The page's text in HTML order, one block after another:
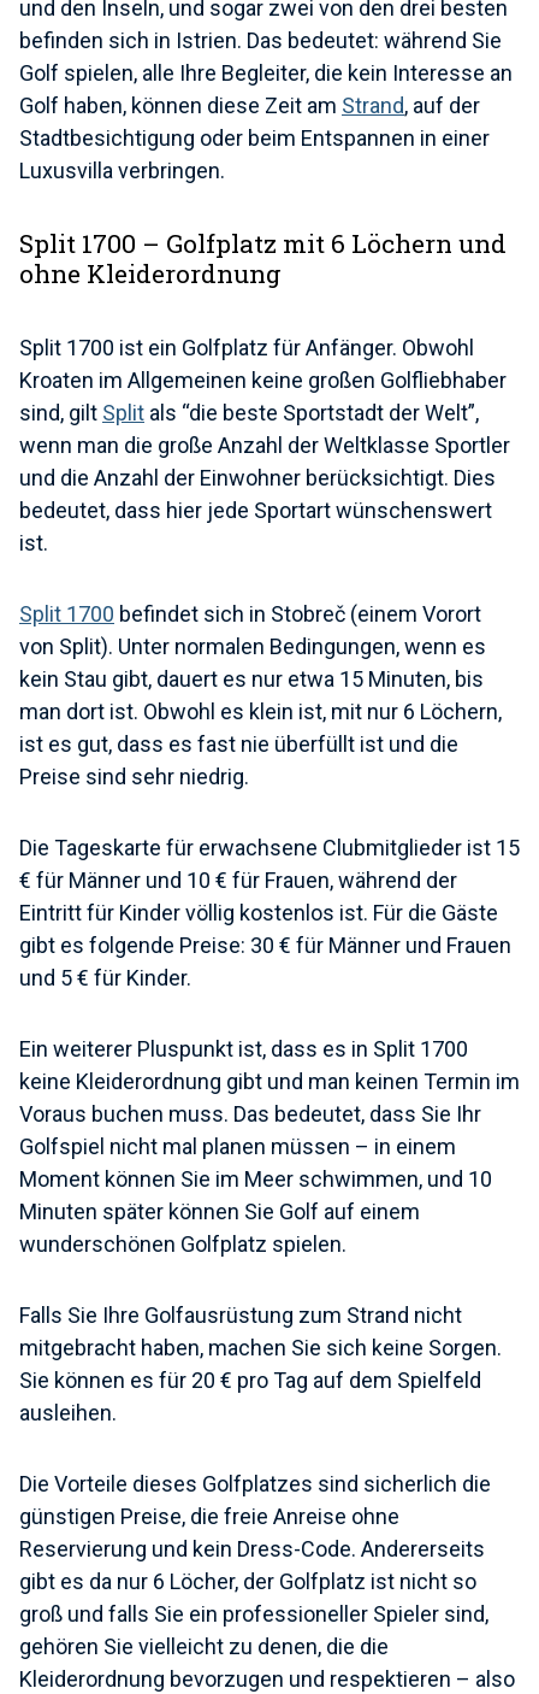
und den Inseln, und sogar zwei von den drei besten
befinden sich in Istrien. Das bedeutet: während Sie
Golf spielen, alle Ihre Begleiter, die kein Interesse an
Golf haben, können diese Zeit am Strand, auf der
Stadtbesichtigung oder beim Entspannen in einer
Luxusvilla verbringen.
Split 1700 – Golfplatz mit 6 Löchern und
ohne Kleiderordnung
Split 1700 ist ein Golfplatz für Anfänger. Obwohl
Kroaten im Allgemeinen keine großen Golfliebhaber
sind, gilt Split als “die beste Sportstadt der Welt”,
wenn man die große Anzahl der Weltklasse Sportler
und die Anzahl der Einwohner berücksichtigt. Dies
bedeutet, dass hier jede Sportart wünschenswert
ist.
Split 1700 befindet sich in Stobreč (einem Vorort
von Split). Unter normalen Bedingungen, wenn es
kein Stau gibt, dauert es nur etwa 15 Minuten, bis
man dort ist. Obwohl es klein ist, mit nur 6 Löchern,
ist es gut, dass es fast nie überfüllt ist und die
Preise sind sehr niedrig.
Die Tageskarte für erwachsene Clubmitglieder ist 15
€ für Männer und 10 € für Frauen, während der
Eintritt für Kinder völlig kostenlos ist. Für die Gäste
gibt es folgende Preise: 30 € für Männer und Frauen
und 5 € für Kinder.
Ein weiterer Pluspunkt ist, dass es in Split 1700
keine Kleiderordnung gibt und man keinen Termin im
Voraus buchen muss. Das bedeutet, dass Sie Ihr
Golfspiel nicht mal planen müssen – in einem
Moment können Sie im Meer schwimmen, und 10
Minuten später können Sie Golf auf einem
wunderschönen Golfplatz spielen.
Falls Sie Ihre Golfausrüstung zum Strand nicht
mitgebracht haben, machen Sie sich keine Sorgen.
Sie können es für 20 € pro Tag auf dem Spielfeld
ausleihen.
Die Vorteile dieses Golfplatzes sind sicherlich die
günstigen Preise, die freie Anreise ohne
Reservierung und kein Dress-Code. Andererseits
gibt es da nur 6 Löcher, der Golfplatz ist nicht so
groß und falls Sie ein professioneller Spieler sind,
gehören Sie vielleicht zu denen, die die
Kleiderordnung bevorzugen und respektieren – also